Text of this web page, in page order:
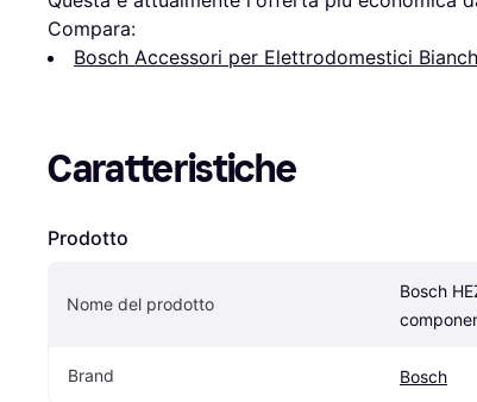
Compara:
Bosch Accessori per Elettrodomestici
Caratteristiche
Prodotto
Nome del prodotto
Bosch
Brand Bosch